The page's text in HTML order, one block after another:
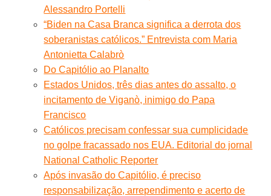
Alessandro Portelli
“Biden na Casa Branca significa a derrota dos
soberanistas católicos.” Entrevista com Maria
Antonietta Calabrò
Do Capitólio ao Planalto
Estados Unidos, três dias antes do assalto, o
incitamento de Viganò, inimigo do Papa
Francisco
Católicos precisam confessar sua cumplicidade
no golpe fracassado nos EUA. Editorial do jornal
National Catholic Reporter
Após invasão do Capitólio, é preciso
responsabilização, arrependimento e acerto de